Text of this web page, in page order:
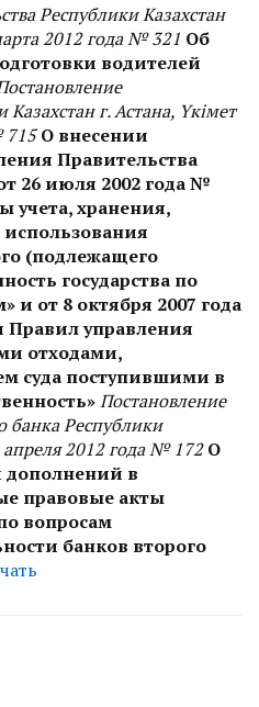
Республики Казахстан
2012 года № 321 Об
водителей
г. Астана, Үкімет
715 О внесении
Правительства
26 июля 2002 года №
учета, хранения,
(подлежащего
государства по
и от 8 октября 2007 года
управления
отходами,
суда поступившими в
Постановление
банка Республики
2012 года № 172 О
в
правовые акты
вопросам
банков второго